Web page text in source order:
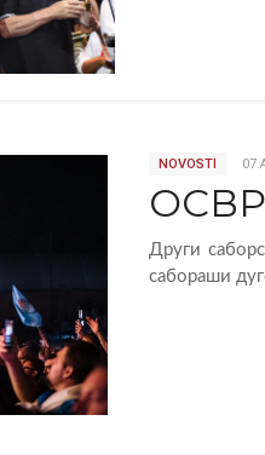
NOVOSTI
Други
сабораши